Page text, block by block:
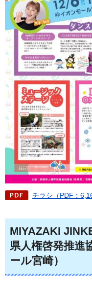
チラシ（PDF：
MIYAZAKI
県人権啓発推進
ール宮崎）